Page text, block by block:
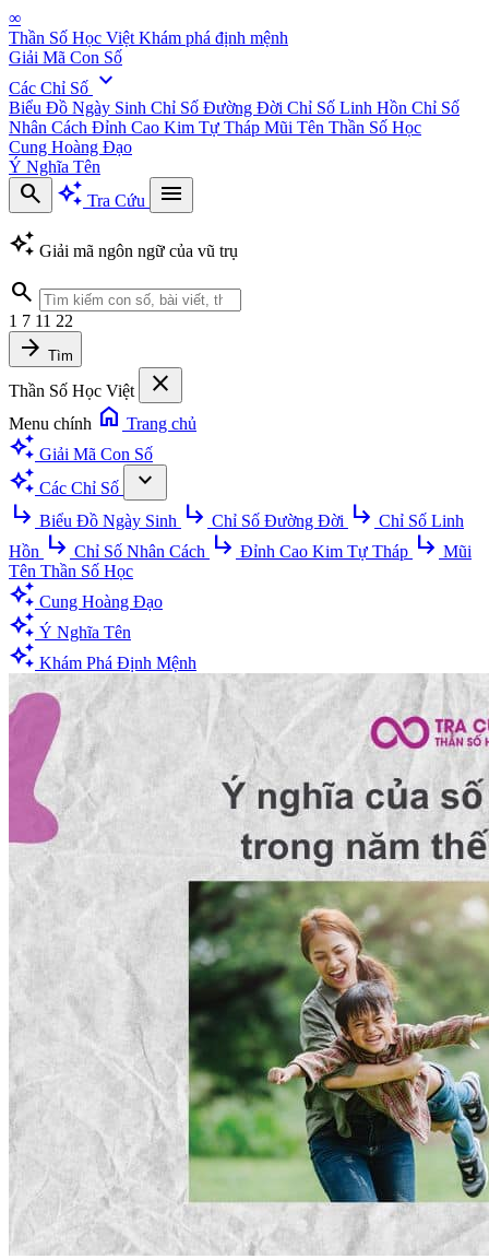
∞
Thần Số Học Việt Khám phá định mệnh
Giải Mã Con Số
Các Chỉ Số expand_more
Biểu Đồ Ngày Sinh Chỉ Số Đường Đời Chỉ Số Linh Hồn Chỉ Số
Nhân Cách Đỉnh Cao Kim Tự Tháp Mũi Tên Thần Số Học
Cung Hoàng Đạo
Ý Nghĩa Tên
search auto_awesome Tra Cứu
menu
auto_awesome Giải mã ngôn ngữ của vũ trụ
search
1 7 11 22
arrow_forward Tìm
Thần Số Học Việt close
Menu chính home Trang chủ
auto_awesome Giải Mã Con Số
auto_awesome Các Chỉ Số
expand_more
subdirectory_arrow_right Biểu Đồ Ngày Sinh subdirectory_arrow_right Chỉ Số Đường Đời subdirectory_arrow_right Chỉ Số Linh
Hồn subdirectory_arrow_right Chỉ Số Nhân Cách subdirectory_arrow_right Đỉnh Cao Kim Tự Tháp subdirectory_arrow_right Mũi
Tên Thần Số Học
auto_awesome Cung Hoàng Đạo
auto_awesome Ý Nghĩa Tên
auto_awesome Khám Phá Định Mệnh